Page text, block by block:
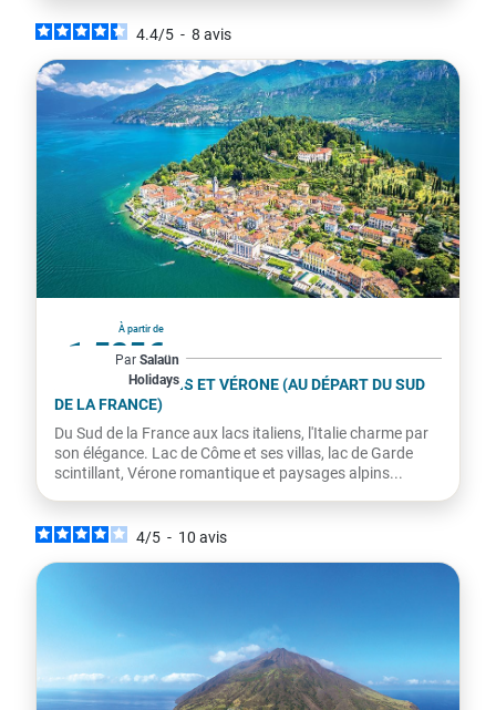
4.4/5 - 8 avis
À partir de
1 525€
par personne
Par Salaün
Holidays
LES LACS ITALIENS ET VÉRONE (AU DÉPART DU SUD
DE LA FRANCE)
Du Sud de la France aux lacs italiens, l'Italie charme par
son élégance. Lac de Côme et ses villas, lac de Garde
scintillant, Vérone romantique et paysages alpins...
4/5 - 10 avis